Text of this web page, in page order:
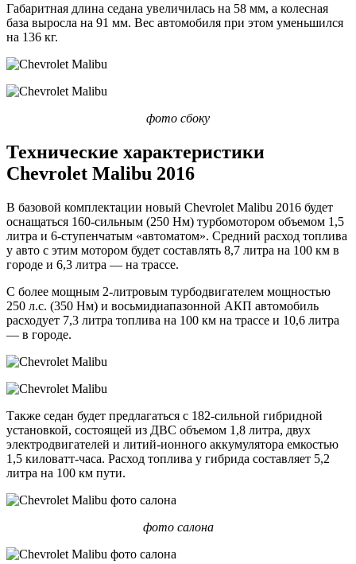
Габаритная длина седана увеличилась на 58 мм, а колесная
база выросла на 91 мм. Вес автомобиля при этом уменьшился
на 136 кг.
фото сбоку
Технические характеристики
Chevrolet Malibu 2016
В базовой комплектации новый Chevrolet Malibu 2016 будет
оснащаться 160-сильным (250 Нм) турбомотором объемом 1,5
литра и 6-ступенчатым «автоматом». Средний расход топлива
у авто с этим мотором будет составлять 8,7 литра на 100 км в
городе и 6,3 литра — на трассе.
С более мощным 2-литровым турбодвигателем мощностью
250 л.с. (350 Нм) и восьмидиапазонной АКП автомобиль
расходует 7,3 литра топлива на 100 км на трассе и 10,6 литра
— в городе.
Также седан будет предлагаться с 182-сильной гибридной
установкой, состоящей из ДВС объемом 1,8 литра, двух
электродвигателей и литий-ионного аккумулятора емкостью
1,5 киловатт-часа. Расход топлива у гибрида составляет 5,2
литра на 100 км пути.
фото салона